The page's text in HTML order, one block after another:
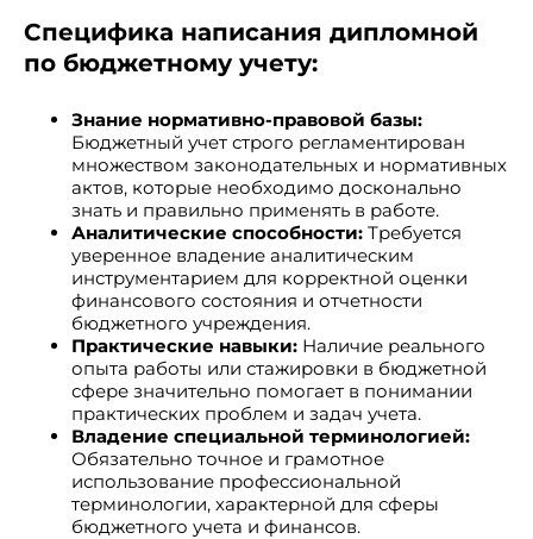
Специфика написания дипломной
по бюджетному учету:
Знание нормативно-правовой базы:
Бюджетный учет строго регламентирован
множеством законодательных и нормативных
актов, которые необходимо досконально
знать и правильно применять в работе.
Аналитические способности: Требуется
уверенное владение аналитическим
инструментарием для корректной оценки
финансового состояния и отчетности
бюджетного учреждения.
Практические навыки: Наличие реального
опыта работы или стажировки в бюджетной
сфере значительно помогает в понимании
практических проблем и задач учета.
Владение специальной терминологией:
Обязательно точное и грамотное
использование профессиональной
терминологии, характерной для сферы
бюджетного учета и финансов.